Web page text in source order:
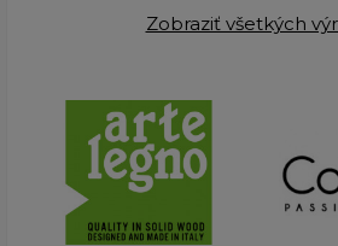
Zobraziť všetkých